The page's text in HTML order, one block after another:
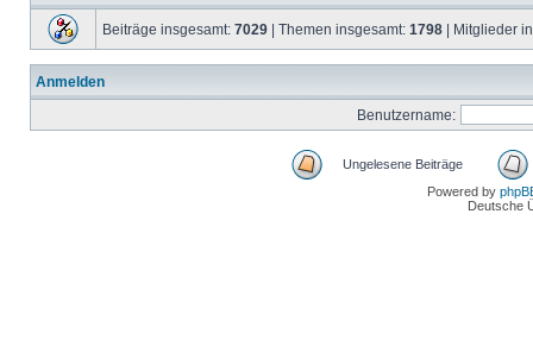
Beiträge insgesamt: 7029 | Themen insgesamt: 1798 | Mitglieder
Anmelden
Benutzername:
Ungelesene Beiträge
Powered by
Deutsche